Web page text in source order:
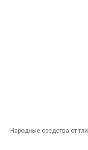
Народные средства от тли